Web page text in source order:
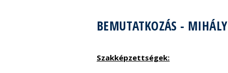
BEMUTATKOZÁS -
Szakképzettségek: